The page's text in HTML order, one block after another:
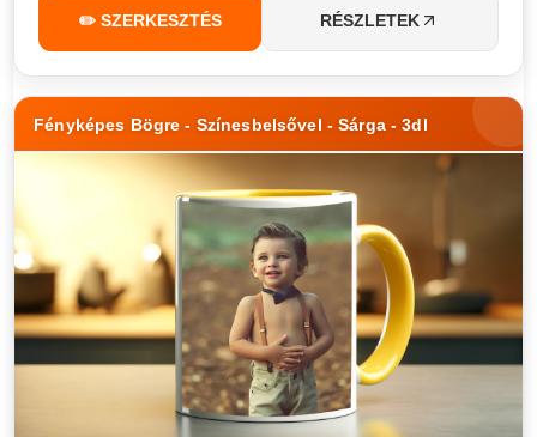
✏️ SZERKESZTÉS RÉSZLETEK
Fényképes Bögre - Színesbelsővel - Sárga - 3dl